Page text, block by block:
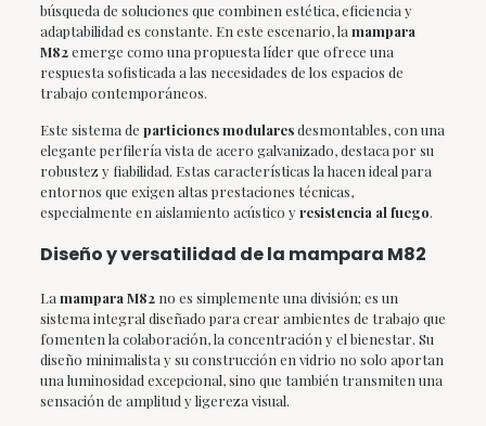
búsqueda de soluciones que combinen estética, eficiencia y
adaptabilidad es constante. En este escenario, la mampara
M82emerge como una propuesta líder que ofrece una
respuesta sofisticada a las necesidades de los espacios de
trabajo contemporáneos.
Este sistema de particiones modularesdesmontables, con una
elegante perfilería vista de acero galvanizado, destaca por su
robustez y fiabilidad. Estas características la hacen ideal para
entornos que exigen altas prestaciones técnicas,
especialmente en aislamiento acústico yresistencia al fuego.
Diseño y versatilidad de la mampara M82
La mampara M82no es simplemente una división; es un
sistema integral diseñado para crear ambientes de trabajo que
fomenten la colaboración, la concentración y el bienestar. Su
diseño minimalista y su construcción en vidrio no solo aportan
una luminosidad excepcional, sino que también transmiten una
sensación de amplitud y ligereza visual.